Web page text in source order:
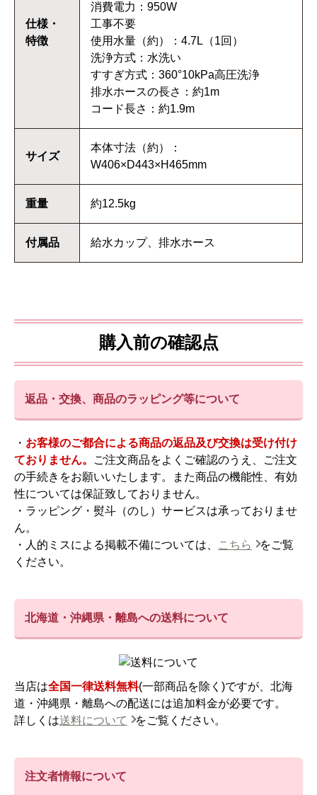
仕様・
特徴
消費電力：950W
工事不要
使用水量（約）：4.7L（1回）
洗浄方式：水洗い
すすぎ方式：360°10kPa高圧洗浄
排水ホースの長さ：約1m
コード長さ：約1.9m
サイズ
本体寸法（約）：
W406×D443×H465mm
重量 約12.5kg
付属品 給水カップ、排水ホース
購入前の確認点
返品・交換、商品のラッピング等について
・ お客様のご都合による商品の返品及び交換は受け付け
ておりません。
ご注文商品をよくご確認のうえ、ご注文
の手続きをお願いいたします。また商品の機能性、有効
性については保証致しておりません。
・ラッピング・熨斗（のし）サービスは承っておりませ
ん。
・人的ミスによる掲載不備については、
こちら
をご覧
ください。
北海道・沖縄県・離島への送料について
当店は全国一律送料無料(一部商品を除く)ですが、北海
道・沖縄県・離島への配送には追加料金が必要です。
詳しくは送料について をご覧ください。
注文者情報について